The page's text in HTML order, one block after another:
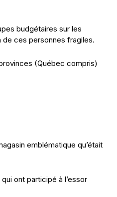
budgétaires sur les
de ces personnes fragiles.
(Québec compris)
emblématique qu’était
ont participé à l’essor